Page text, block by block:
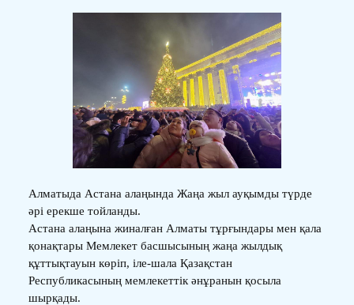
Алматыда Астана алаңында Жаңа жыл ауқымды түрде
әрі ерекше тойланды.
Астана алаңына жиналған Алматы тұрғындары мен қала
қонақтары Мемлекет басшысының жаңа жылдық
құттықтауын көріп, іле-шала Қазақстан
Республикасының мемлекеттік әнұранын қосыла
шырқады.